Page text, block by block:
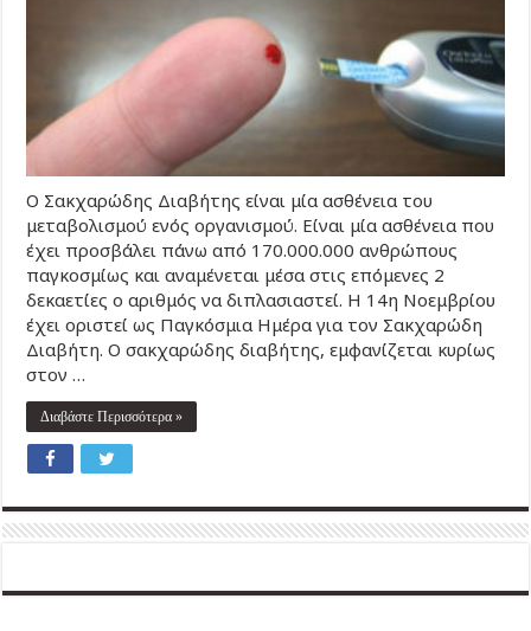
Ο Σακχαρώδης Διαβήτης είναι μία ασθένεια του
μεταβολισμού ενός οργανισμού. Είναι μία ασθένεια που
έχει προσβάλει πάνω από 170.000.000 ανθρώπους
παγκοσμίως και αναμένεται μέσα στις επόμενες 2
δεκαετίες ο αριθμός να διπλασιαστεί. Η 14η Νοεμβρίου
έχει οριστεί ως Παγκόσμια Ημέρα για τον Σακχαρώδη
Διαβήτη. Ο σακχαρώδης διαβήτης, εμφανίζεται κυρίως
στον …
Διαβάστε Περισσότερα »